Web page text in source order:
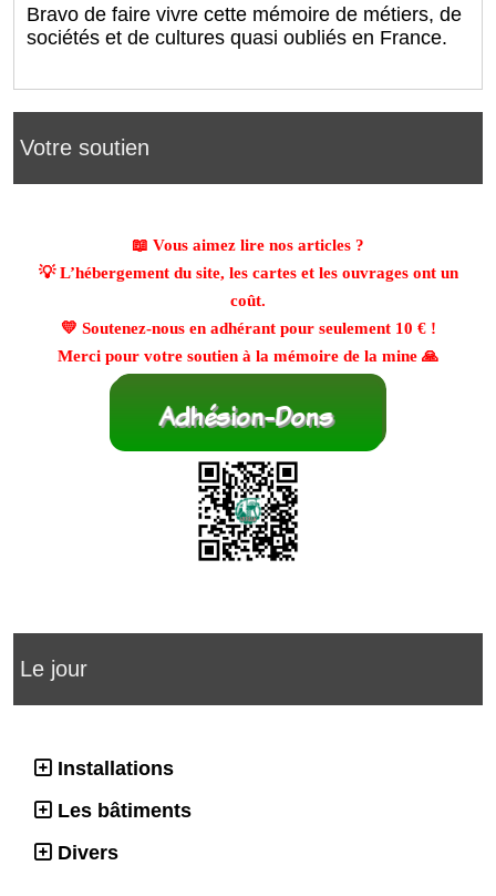
Votre soutien
📖 Vous aimez lire nos articles ?
💡 L’hébergement du site, les cartes et les ouvrages ont un
coût.
💛 Soutenez-nous en adhérant pour seulement 10 €!
Merci pour votre soutien à la mémoire de la mine 🙏
Le jour
Installations
Les bâtiments
Divers
Bravo de faire vivre cette mémoire de métiers, de
sociétés et de cultures quasi oubliés en France.